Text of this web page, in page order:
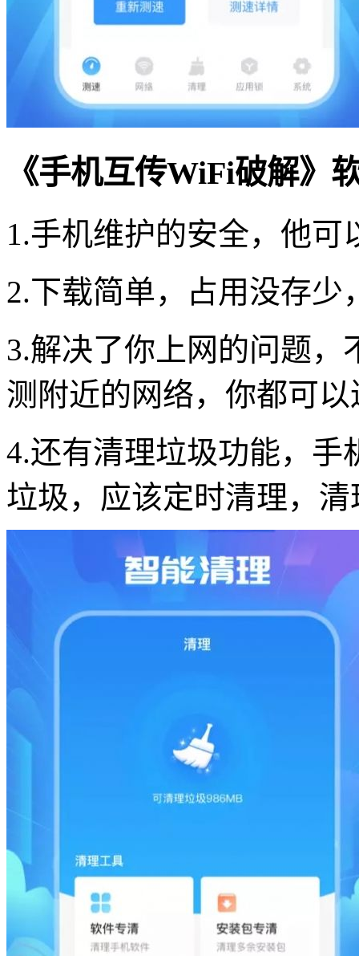
《手机互传WiFi破解》
1.手机维护的安全，他
2.下载简单，占用没存少
3.解决了你上网的问题
测附近的网络，你都可以
4.还有清理垃圾功能，手
垃圾，应该定时清理，